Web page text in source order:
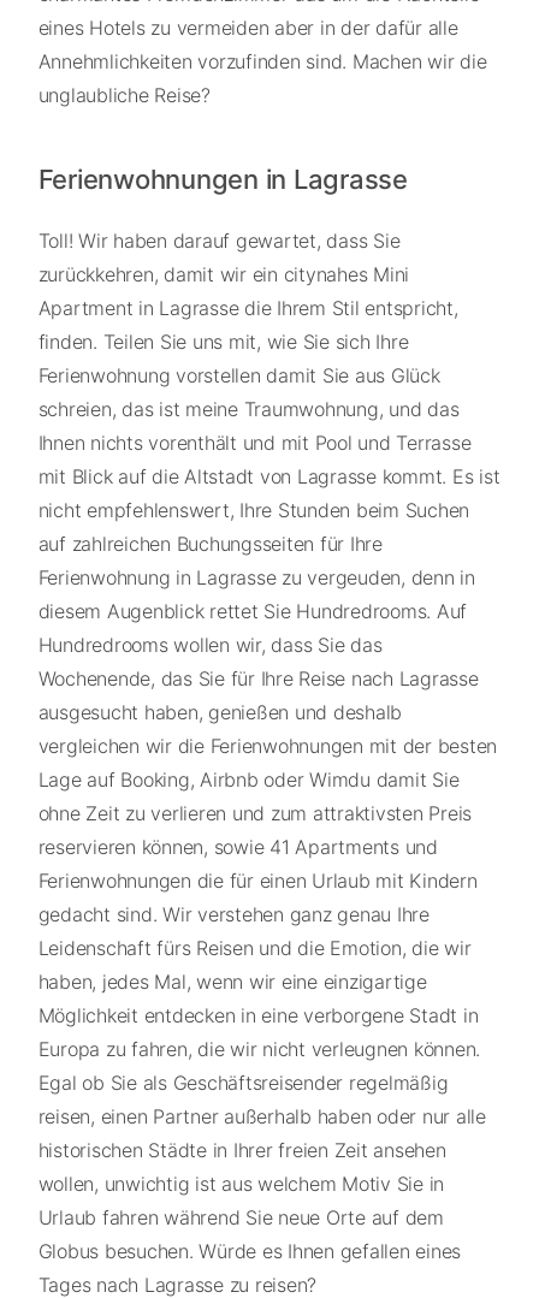
eines Hotels zu vermeiden aber in der dafür alle
Annehmlichkeiten vorzufinden sind. Machen wir die
unglaubliche Reise?
Ferienwohnungen in Lagrasse
Toll! Wir haben darauf gewartet, dass Sie
zurückkehren, damit wir ein citynahes Mini
Apartment in Lagrasse die Ihrem Stil entspricht,
finden. Teilen Sie uns mit, wie Sie sich Ihre
Ferienwohnung vorstellen damit Sie aus Glück
schreien, das ist meine Traumwohnung, und das
Ihnen nichts vorenthält und mit Pool und Terrasse
mit Blick auf die Altstadt von Lagrasse kommt. Es ist
nicht empfehlenswert, Ihre Stunden beim Suchen
auf zahlreichen Buchungsseiten für Ihre
Ferienwohnung in Lagrasse zu vergeuden, denn in
diesem Augenblick rettet Sie Hundredrooms. Auf
Hundredrooms wollen wir, dass Sie das
Wochenende, das Sie für Ihre Reise nach Lagrasse
ausgesucht haben, genießen und deshalb
vergleichen wir die Ferienwohnungen mit der besten
Lage auf Booking, Airbnb oder Wimdu damit Sie
ohne Zeit zu verlieren und zum attraktivsten Preis
reservieren können, sowie 41 Apartments und
Ferienwohnungen die für einen Urlaub mit Kindern
gedacht sind. Wir verstehen ganz genau Ihre
Leidenschaft fürs Reisen und die Emotion, die wir
haben, jedes Mal, wenn wir eine einzigartige
Möglichkeit entdecken in eine verborgene Stadt in
Europa zu fahren, die wir nicht verleugnen können.
Egal ob Sie als Geschäftsreisender regelmäßig
reisen, einen Partner außerhalb haben oder nur alle
historischen Städte in Ihrer freien Zeit ansehen
wollen, unwichtig ist aus welchem Motiv Sie in
Urlaub fahren während Sie neue Orte auf dem
Globus besuchen. Würde es Ihnen gefallen eines
Tages nach Lagrasse zu reisen?